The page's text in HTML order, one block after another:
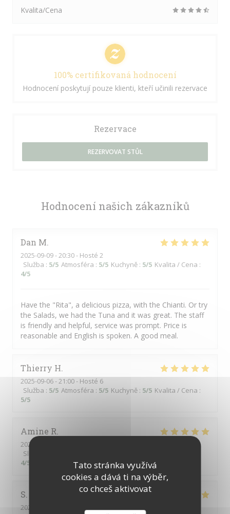
Tato stránka využívá
cookies a dává ti na výběr,
co chceš aktivovat
Hodnocení našich zákazníků
Dan M
2025-09-09- 20:30 - Hosté 2
Služba : 5/5 Atmosféra : 5/5 Kuchyně : 5/5 Kvalita / Cena :
4/5
Have the "Rita", a delicious pizza, with the Chianti. Or try
the Salads, we had the Tuna and it was great. The staff
is friendly and helpful, service was prompt. Price is
reasonable and English is spoken. A good meal.
Thierry H
2025-09-06- 21:00 - Hosté 6
Služba : 5/5 Atmosféra : 5/5 Kuchyně : 5/5 Kvalita / Cena :
5/5
Amine R
2025-09-06
Služba
4/5
S
2025-09-05
Kvalita/Cena
100% certifikovaná hodnocení
Hodnocení poskytují pouze klienti, kteří učinili rezervace
Rezervace
REZERVOVAT STŮL